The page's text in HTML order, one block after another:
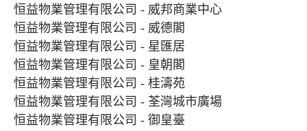
恒益物業管理有限公司 - 威邦商業中心
恒益物業管理有限公司 - 威德閣
恒益物業管理有限公司 - 星匯居
恒益物業管理有限公司 - 皇朝閣
恒益物業管理有限公司 - 桂濤苑
恒益物業管理有限公司 - 荃灣城市廣場
恒益物業管理有限公司 - 御皇臺